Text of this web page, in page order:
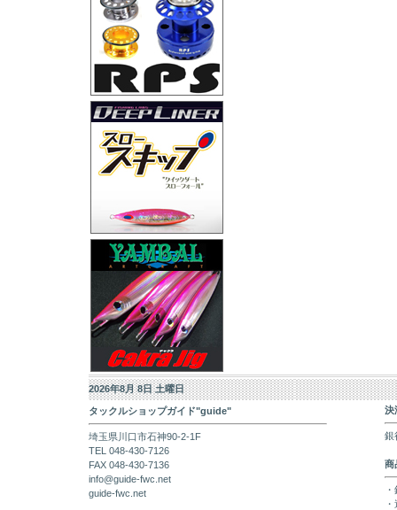
2026年8月 8日 土曜日
タックルショップガイド"guide"
埼玉県川口市石神90-2-1F
TEL 048-430-7126
FAX 048-430-7136
info@guide-fwc.net
guide-fwc.net
決
銀
商